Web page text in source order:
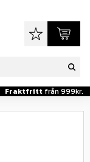
Fraktfritt från 999kr.
Favoriter